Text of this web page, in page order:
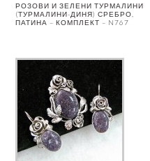
РОЗОВИ И ЗЕЛЕНИ ТУРМАЛИНИ
(ТУРМАЛИНИ-ДИНЯ) СРЕБРО,
ПАТИНА – КОМПЛЕКТ – N767